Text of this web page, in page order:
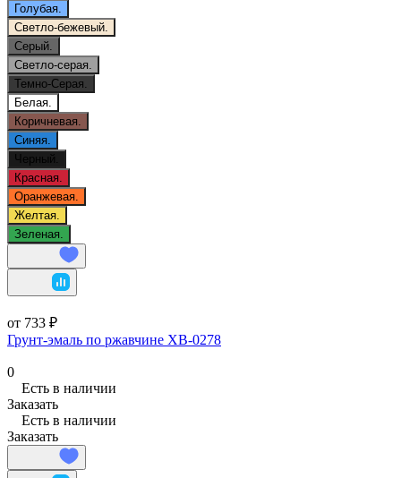
Голубая.
Светло-бежевый.
Серый.
Светло-серая.
Темно-Серая.
Белая.
Коричневая.
Синяя.
Черный.
Красная.
Оранжевая.
Желтая.
Зеленая.
от 733 ₽
Грунт-эмаль по ржавчине ХВ-0278
0
Есть в наличии
Заказать
Есть в наличии
Заказать